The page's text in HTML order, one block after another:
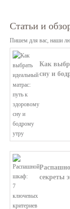
Статьи и
Пишем для вас, наши
Как
сну и
секреты